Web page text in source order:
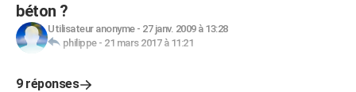
béton ?
Utilisateur anonyme- 27 janv. 2009 à 13:28
philippe- 21 mars 2017 à 11:21
9 réponses